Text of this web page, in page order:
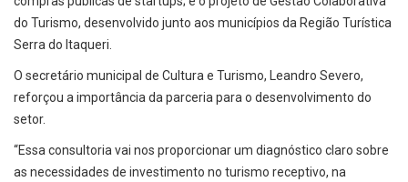
do Turismo, desenvolvido junto aos municípios da Região Turística
Serra do Itaqueri.
O secretário municipal de Cultura e Turismo, Leandro Severo,
reforçou a importância da parceria para o desenvolvimento do
setor.
“Essa consultoria vai nos proporcionar um diagnóstico claro sobre
as necessidades de investimento no turismo receptivo, na